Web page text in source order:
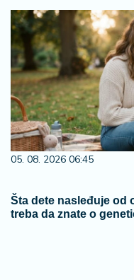
05. 08. 2026 06:45
Šta dete nasleđuje od
treba da znate o